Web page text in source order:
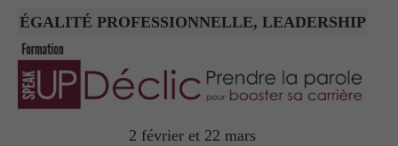
ÉGALITÉ PROFESSIONNELLE, LEADERSHIP
2 février et 22 mars